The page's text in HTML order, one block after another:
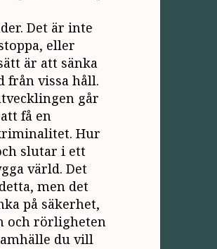
Det är inte
eller
är att sänka
från vissa håll.
går
få en
Hur
slutar i ett
värld. Det
men det
på säkerhet,
och rörligheten
du vill